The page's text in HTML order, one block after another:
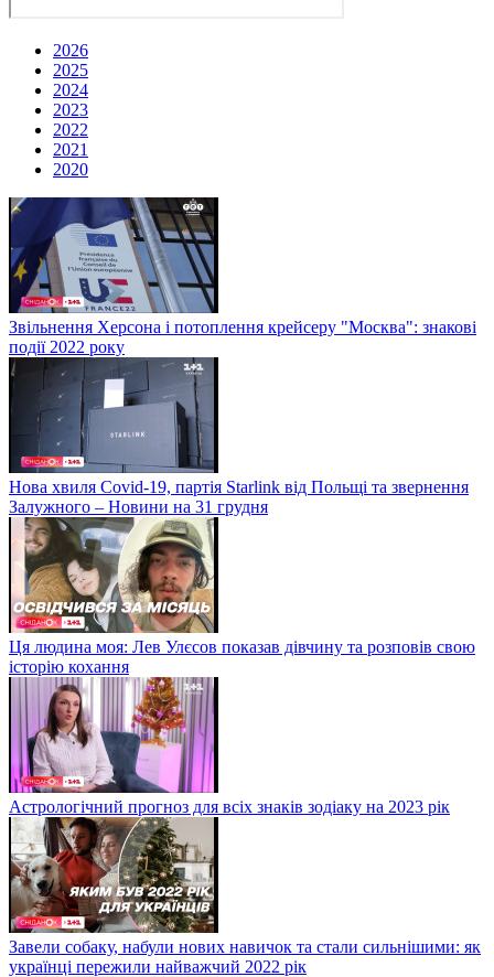
2026
2025
2024
2023
2022
2021
2020
Звільнення Херсона і потоплення крейсеру "Москва": знакові
події 2022 року
Нова хвиля Covid-19, партія Starlink від Польщі та звернення
Залужного – Новини на 31 грудня
Ця людина моя: Лев Улєсов показав дівчину та розповів свою
історію кохання
Астрологічний прогноз для всіх знаків зодіаку на 2023 рік
Завели собаку, набули нових навичок та стали сильнішими: як
українці пережили найважчий 2022 рік